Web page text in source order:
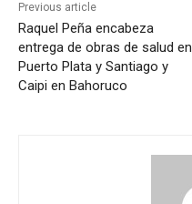
Previous article
Raquel Peña encabeza
entrega de obras de salud en
Puerto Plata y Santiago y
Caipi en Bahoruco